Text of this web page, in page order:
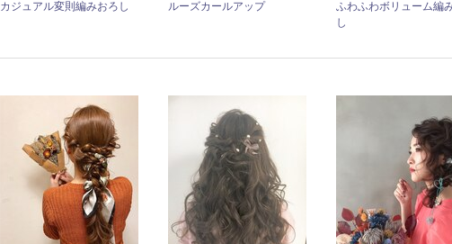
カジュアル変則編みおろし ルーズカールアップ
ふわふわボリューム編
し